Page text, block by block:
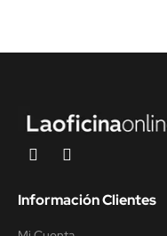
Información Clientes